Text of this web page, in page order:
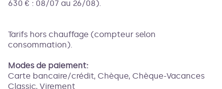
630 € : 08/07 au 26/08).
Tarifs hors chauffage (compteur selon
consommation).
Modes de paiement:
Carte bancaire/crédit, Chèque, Chèque-Vacances
Classic, Virement